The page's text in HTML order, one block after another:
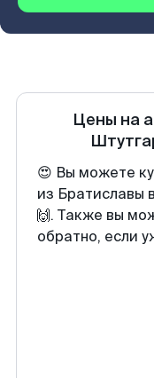
Цены на
😍 Вы можете
из Братиславы
🙌. Также вы
обратно, если